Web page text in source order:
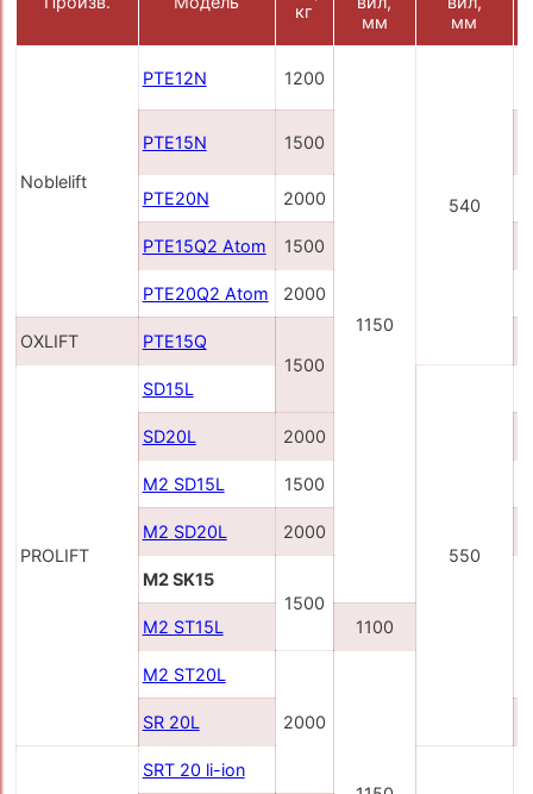
кг
мм
мм
Noblelift
PTE12N 1200
1150
540
PTE15N 1500
PTE20N
2000
PTE15Q2 Atom 1500
PTE20Q2 Atom 2000
OXLIFT
PTE15Q
1500
PROLIFT
SD15L
550
SD20L 2000
M2 SD15L 1500
M2 SD20L 2000
M2 SK15
1500
M2 ST15L 1100
M2 ST20L
2000
SR 20L
SRT 20 li-ion